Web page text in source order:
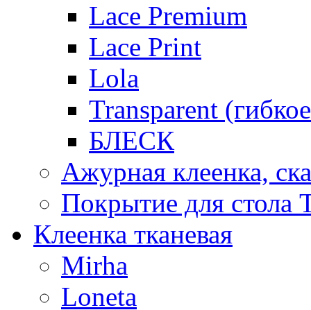
Lace Premium
Lace Print
Lola
Transparent
БЛЕСК
Ажурная клеенка,
Покрытие для стола
Клеенка тканевая
Mirha
Loneta